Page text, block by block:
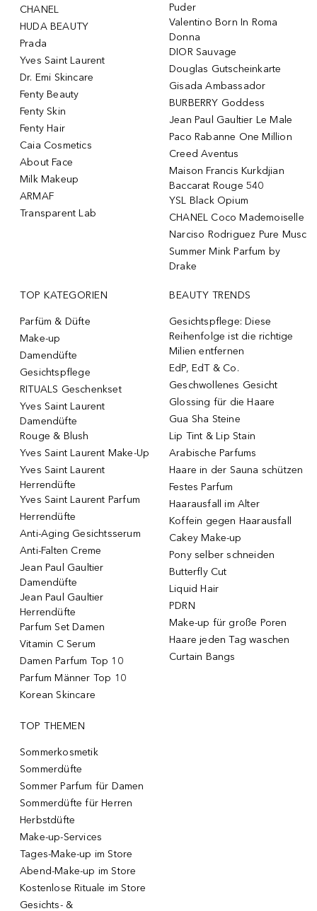
CHANEL
HUDA BEAUTY
Prada
Yves Saint Laurent
Dr. Emi Skincare
Fenty Beauty
Fenty Skin
Fenty Hair
Caia Cosmetics
About Face
Milk Makeup
ARMAF
Transparent Lab
Puder
Valentino Born In Roma
Donna
DIOR Sauvage
Douglas Gutscheinkarte
Gisada Ambassador
BURBERRY Goddess
Jean Paul Gaultier Le Male
Paco Rabanne One Million
Creed Aventus
Maison Francis Kurkdjian
Baccarat Rouge 540
YSL Black Opium
CHANEL Coco Mademoiselle
Narciso Rodriguez Pure Musc
Summer Mink Parfum by
Drake
TOP KATEGORIEN
Parfüm & Düfte
Make-up
Damendüfte
Gesichtspflege
RITUALS Geschenkset
Yves Saint Laurent
Damendüfte
Rouge & Blush
Yves Saint Laurent Make-Up
Yves Saint Laurent
Herrendüfte
Yves Saint Laurent Parfum
Herrendüfte
Anti-Aging Gesichtsserum
Anti-Falten Creme
Jean Paul Gaultier
Damendüfte
Jean Paul Gaultier
Herrendüfte
Parfum Set Damen
Vitamin C Serum
Damen Parfum Top 10
Parfum Männer Top 10
Korean Skincare
BEAUTY TRENDS
Gesichtspflege: Diese
Reihenfolge ist die richtige
Milien entfernen
EdP, EdT & Co.
Geschwollenes Gesicht
Glossing für die Haare
Gua Sha Steine
Lip Tint & Lip Stain
Arabische Parfums
Haare in der Sauna schützen
Festes Parfum
Haarausfall im Alter
Koffein gegen Haarausfall
Cakey Make-up
Pony selber schneiden
Butterfly Cut
Liquid Hair
PDRN
Make-up für große Poren
Haare jeden Tag waschen
Curtain Bangs
TOP THEMEN
Sommerkosmetik
Sommerdüfte
Sommer Parfum für Damen
Sommerdüfte für Herren
Herbstdüfte
Make-up-Services
Tages-Make-up im Store
Abend-Make-up im Store
Kostenlose Rituale im Store
Gesichts- &